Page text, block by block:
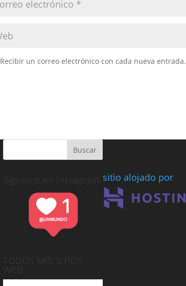
Recibir un correo electrónico con cada nueva entrada.
sitio alojado por